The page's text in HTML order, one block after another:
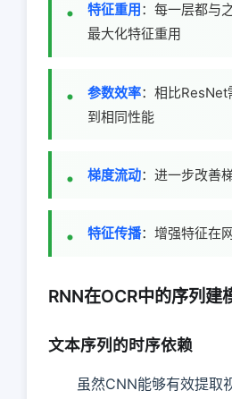
特征重用 ：每一层都与
最大化特征重用
参数效率：相比
到相同性能
梯度流动：进一步改善
特征传播：增强特征在
RNN在OCR中的序列建
文本序列的时序依赖
虽然CNN能够有效提取